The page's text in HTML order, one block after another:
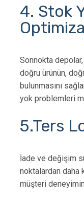
4. Stok
Sonnokta
doğru ürünün,
bulunmasını
yok problemleri
5.Ters
İade ve değişim
noktalardan daha
müşteri